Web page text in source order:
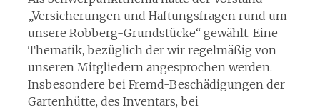
„Versicherungen und Haftungsfragen rund um
unsere Robberg-Grundstücke“ gewählt. Eine
Thematik, bezüglich der wir regelmäßig von
unseren Mitgliedern angesprochen werden.
Insbesondere bei Fremd-Beschädigungen der
Gartenhütte, des Inventars, bei